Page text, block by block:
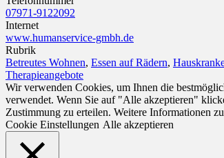
07971-9122092
Internet
www.humanservice-gmbh.de
Rubrik
Betreutes Wohnen, Essen auf Rädern,
Therapieangebote
Wir verwenden Cookies, um Ihnen die
verwendet. Wenn Sie auf "Alle akzeptieren"
Zustimmung zu erteilen. Weitere Informationen
Cookie Einstellungen Alle akzeptieren